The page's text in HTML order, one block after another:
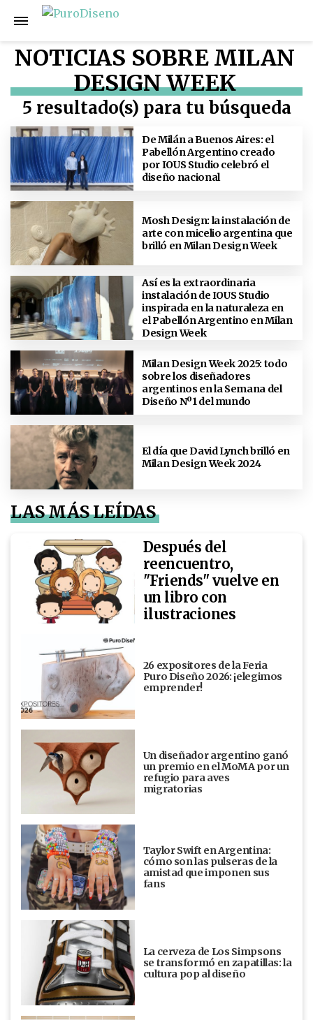
NOTICIAS SOBRE MILAN
DESIGN WEEK
5 resultado(s) para tu búsqueda
De Milán a Buenos Aires: el
Pabellón Argentino creado
por IOUS Studio celebró el
diseño nacional
Mosh Design: la instalación de
arte con micelio argentina que
brilló en Milan Design Week
Así es la extraordinaria
instalación de IOUS Studio
inspirada en la naturaleza en
el Pabellón Argentino en Milan
Design Week
Milan Design Week 2025: todo
sobre los diseñadores
argentinos en la Semana del
Diseño Nº1 del mundo
El día que David Lynch brilló en
Milan Design Week 2024
LAS MÁS LEÍDAS
Después del
reencuentro,
"Friends" vuelve en
un libro con
ilustraciones
26 expositores de la Feria
Puro Diseño 2026: ¡elegimos
emprender!
Un diseñador argentino ganó
un premio en el MoMA por un
refugio para aves
migratorias
Taylor Swift en Argentina:
cómo son las pulseras de la
amistad que imponen sus
fans
La cerveza de Los Simpsons
se transformó en zapatillas: la
cultura pop al diseño